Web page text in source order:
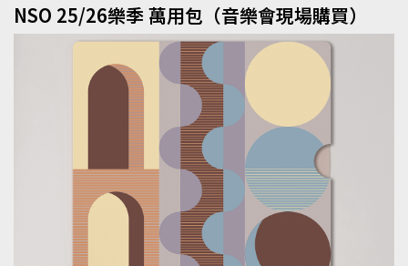
NSO 25/26樂季 萬用包（音樂會現場購買）